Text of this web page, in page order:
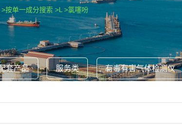
按单一成分搜索 >L >氯噻吩
套产品 服务类 有毒有害气体检测仪